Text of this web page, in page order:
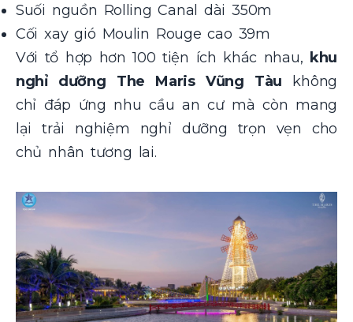
Suối nguồn Rolling Canal dài 350m
Cối xay gió Moulin Rouge cao 39m
Với tổ hợp hơn 100 tiện ích khác nhau, khu
nghỉ dưỡng The Maris Vũng Tàu không
chỉ đáp ứng nhu cầu an cư mà còn mang
lại trải nghiệm nghỉ dưỡng trọn vẹn cho
chủ nhân tương lai.